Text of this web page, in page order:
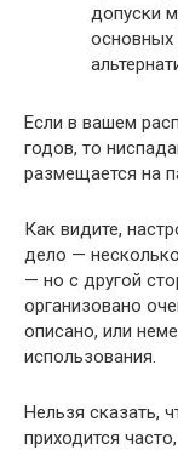
допуски
Если в вашем
годов, то
размещается на
Как видите,
дело —
— но с другой
организовано
описано, или
использования.
Нельзя сказать,
приходится